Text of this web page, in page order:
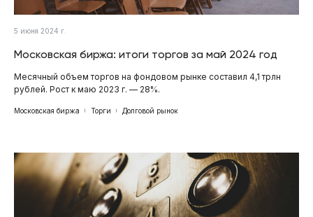
5 июня 2024 г.
Московская биржа: итоги торгов за май 2024 год
Месячный объем торгов на фондовом рынке составил 4,1 трлн
рублей. Рост к маю 2023 г. — 28%.
Московская биржа Торги Долговой рынок